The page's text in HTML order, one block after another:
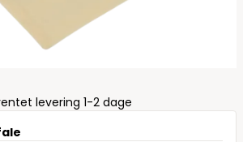
levering 1-2 dage